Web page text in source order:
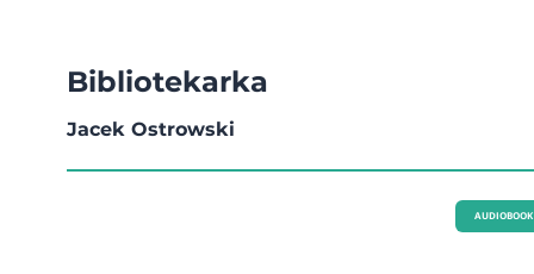
Bibliotekarka
Jacek Ostrowski
AUDIOBOOK